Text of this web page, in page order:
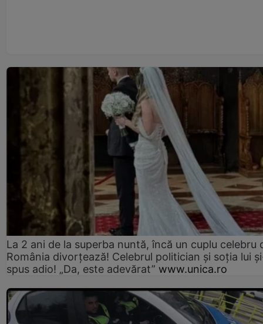
La 2 ani de la superba nuntă, încă un cuplu celebru
România divorțează! Celebrul politician și soția lui
spus adio! „Da, este adevărat” www.unica.ro